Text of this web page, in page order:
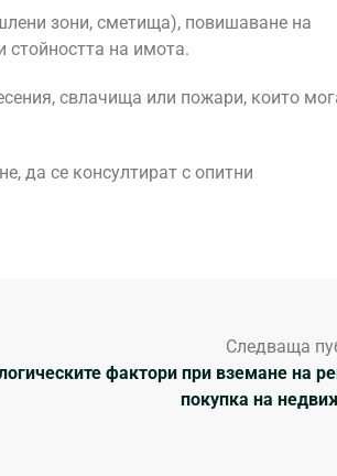
зони, сметища), повишаване на
стойността на имота.
свлачища или пожари, които
да се консултират с опитни
Следваща
фактори при вземане на
покупка на